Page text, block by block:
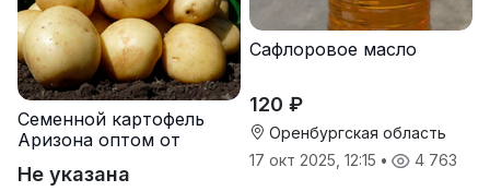
Семенной картофель
Аризона оптом от
Не указана
Сафлоровое масло
120 ₽
Оренбургская область
17 окт 2025, 12:15 • 4 763